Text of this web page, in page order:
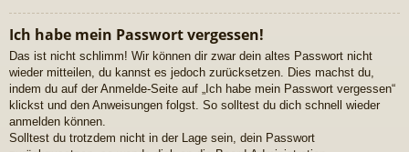
Ich habe mein Passwort vergessen!
Das ist nicht schlimm! Wir können dir zwar dein altes Passwort nicht
wieder mitteilen, du kannst es jedoch zurücksetzen. Dies machst du,
indem du auf der Anmelde-Seite auf „Ich habe mein Passwort vergessen“
klickst und den Anweisungen folgst. So solltest du dich schnell wieder
anmelden können.
Solltest du trotzdem nicht in der Lage sein, dein Passwort